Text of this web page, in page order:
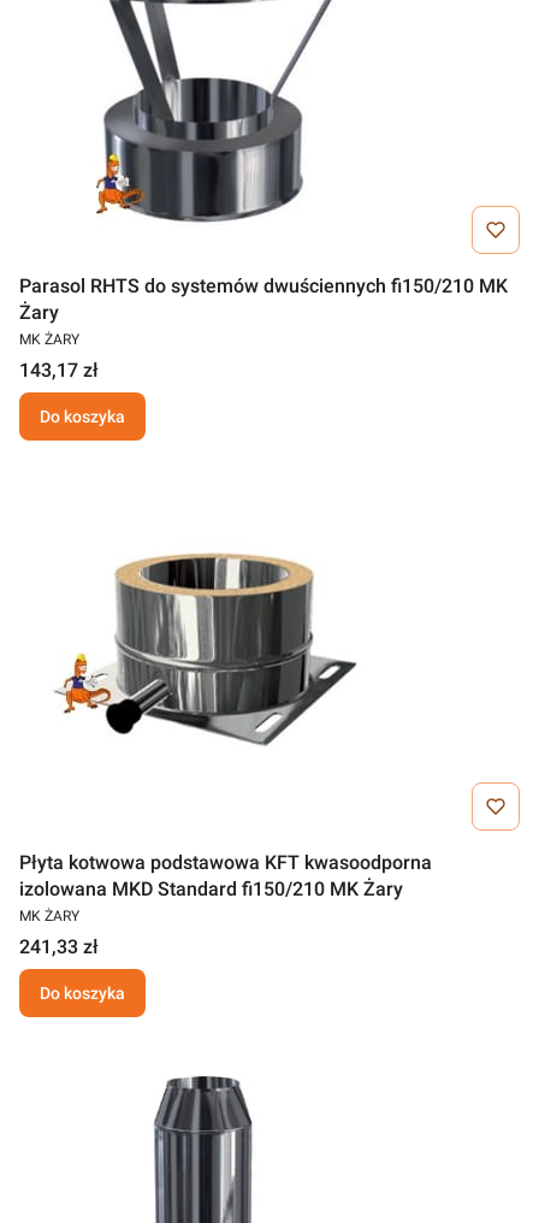
Parasol RHTS do systemów dwuściennych fi150/210 MK
Żary
MK ŻARY
143,17 zł
Do koszyka
Płyta kotwowa podstawowa KFT kwasoodporna
izolowana MKD Standard fi150/210 MK Żary
MK ŻARY
241,33 zł
Do koszyka